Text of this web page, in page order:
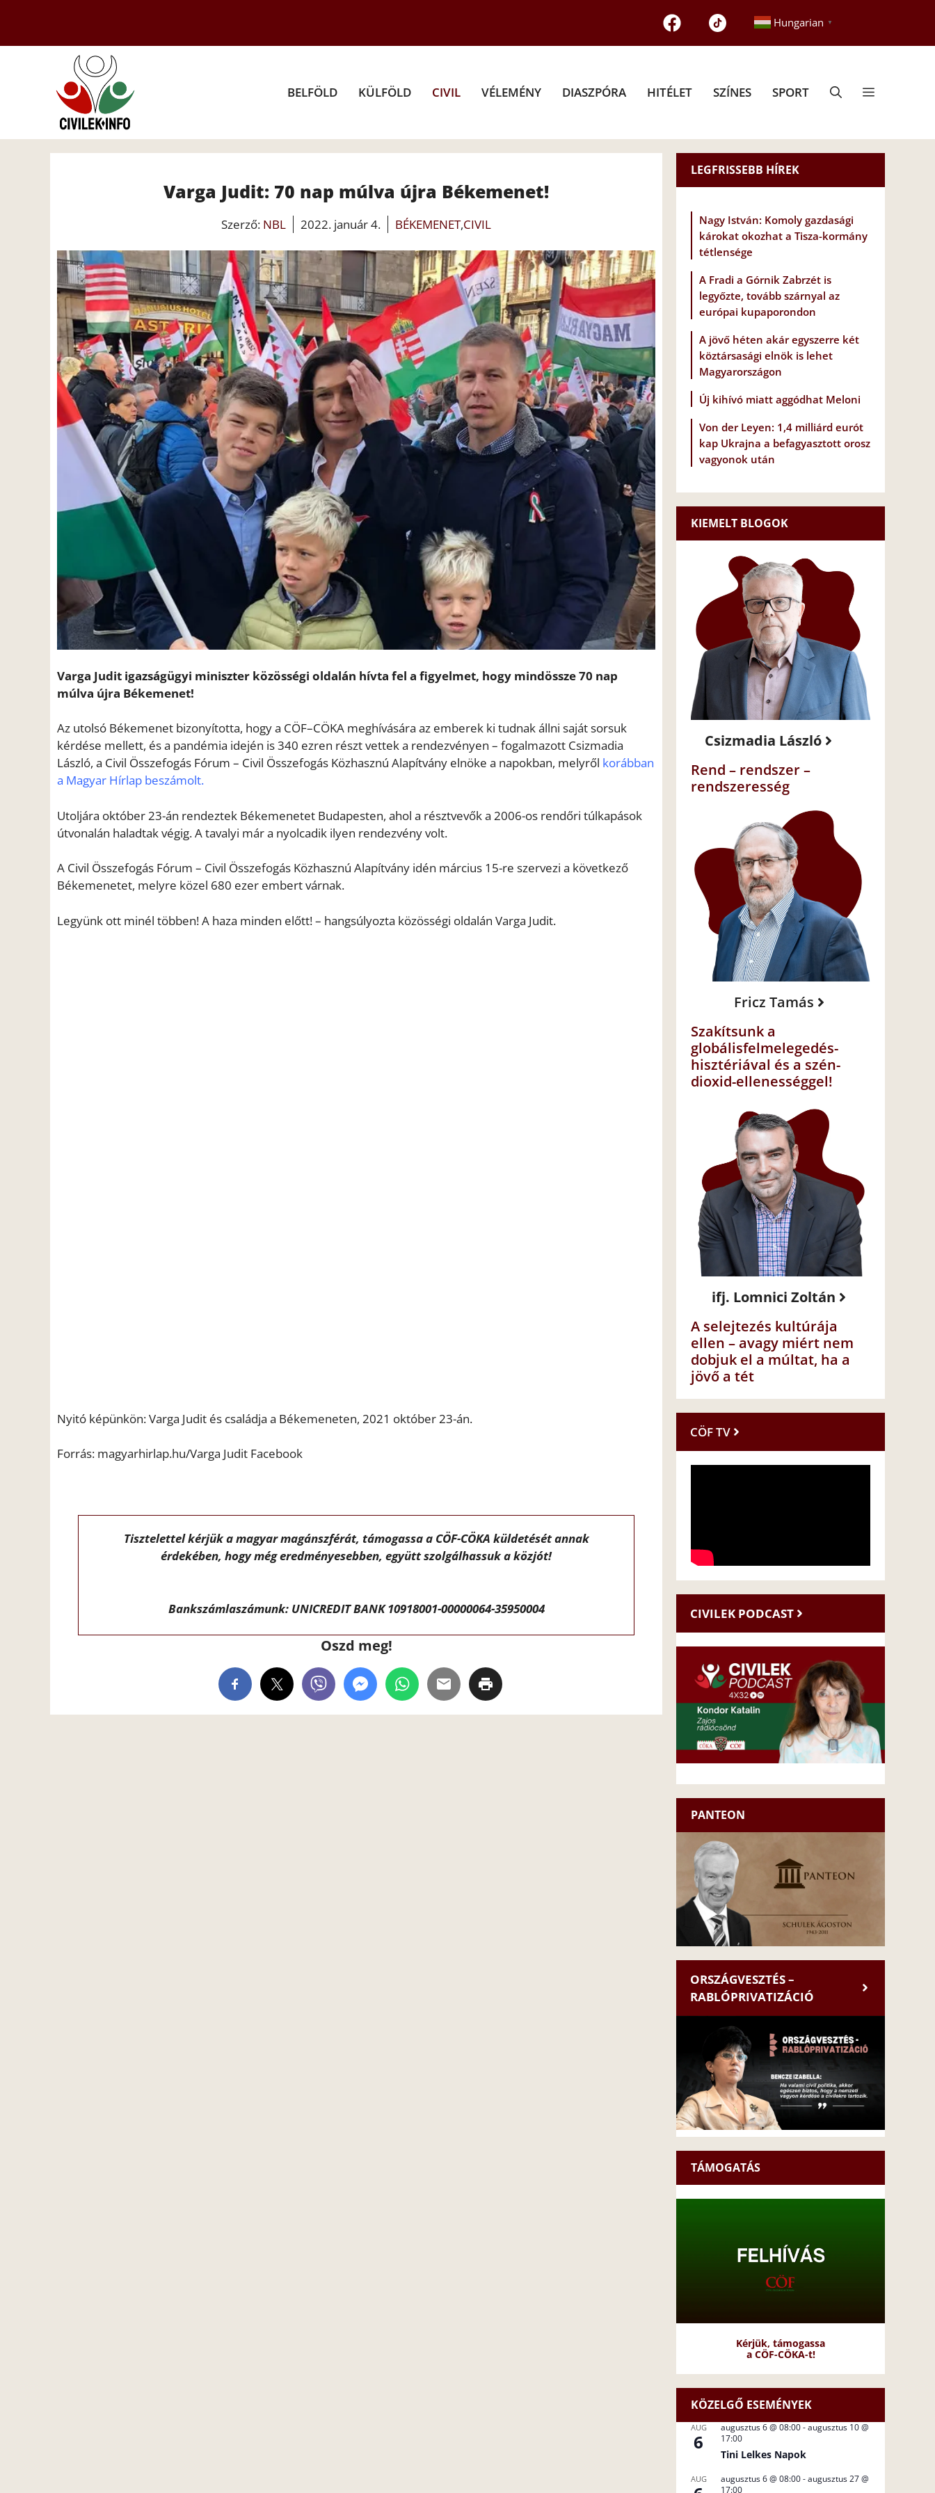
tartalomba
Hungarian ▼
BELFÖLD KÜLFÖLD CIVIL VÉLEMÉNY DIASZPÓRA HITÉLET SZÍNES SPORT
Varga Judit: 70 nap múlva újra Békemenet!
Szerző: NBL 2022. január 4. BÉKEMENET,CIVIL
Varga Judit igazságügyi miniszter közösségi oldalán hívta fel a figyelmet, hogy mindössze 70 nap
múlva újra Békemenet!
Az utolsó Békemenet bizonyította, hogy a CÖF–CÖKA meghívására az emberek ki tudnak állni saját sorsuk
kérdése mellett, és a pandémia idején is 340 ezren részt vettek a rendezvényen – fogalmazott Csizmadia
László, a Civil Összefogás Fórum – Civil Összefogás Közhasznú Alapítvány elnöke a napokban, melyről korábban
a Magyar Hírlap beszámolt.
Utoljára október 23-án rendeztek Békemenetet Budapesten, ahol a résztvevők a 2006-os rendőri túlkapások
útvonalán haladtak végig. A tavalyi már a nyolcadik ilyen rendezvény volt.
A Civil Összefogás Fórum – Civil Összefogás Közhasznú Alapítvány idén március 15-re szervezi a következő
Békemenetet, melyre közel 680 ezer embert várnak.
Legyünk ott minél többen! A haza minden előtt! – hangsúlyozta közösségi oldalán Varga Judit.
Nyitó képünkön: Varga Judit és családja a Békemeneten, 2021 október 23-án.
Forrás: magyarhirlap.hu/Varga Judit Facebook
Tisztelettel kérjük a magyar magánszférát, támogassa a CÖF-CÖKA küldetését annak
érdekében, hogy még eredményesebben, együtt szolgálhassuk a közjót!
Bankszámlaszámunk: UNICREDIT BANK 10918001-00000064-35950004
Oszd meg!
LEGFRISSEBB HÍREK
Nagy István: Komoly gazdasági
károkat okozhat a Tisza-kormány
tétlensége
A Fradi a Górnik Zabrzét is
legyőzte, tovább szárnyal az
európai kupaporondon
A jövő héten akár egyszerre két
köztársasági elnök is lehet
Magyarországon
Új kihívó miatt aggódhat Meloni
Von der Leyen: 1,4 milliárd eurót
kap Ukrajna a befagyasztott orosz
vagyonok után
KIEMELT BLOGOK
Csizmadia László
Rend – rendszer –
rendszeresség
Fricz Tamás
Szakítsunk a
globálisfelmelegedés-
hisztériával és a szén-
dioxid-ellenességgel!
ifj. Lomnici Zoltán
A selejtezés kultúrája
ellen – avagy miért nem
dobjuk el a múltat, ha a
jövő a tét
CÖF TV
CIVILEK PODCAST
PANTEON
ORSZÁGVESZTÉS –
RABLÓPRIVATIZÁCIÓ
TÁMOGATÁS
Kérjük, támogassa
a CÖF-CÖKA-t!
KÖZELGŐ ESEMÉNYEK
AUG
6
augusztus 6 @ 08:00-augusztus 10 @
17:00
Tini Lelkes Napok
AUG augusztus 6 @ 08:00-augusztus 27 @
17:00